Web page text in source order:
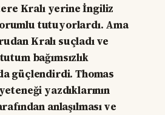
Kralı yerine İngiliz
tutuyorlardı. Ama
Kralı suçladı ve
bağımsızlık
güçlendirdi. Thomas
yazdıklarının
anlaşılması ve